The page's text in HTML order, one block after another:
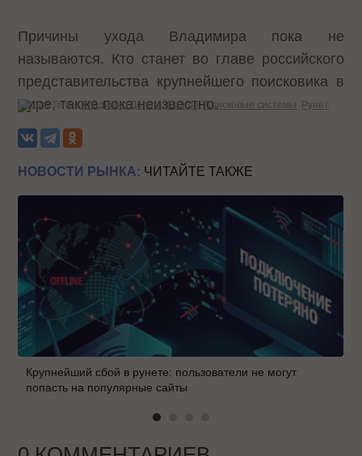
Причины ухода Владимира пока не
называются. Кто станет во главе российского
представительства крупнейшего поисковика в
мире, также пока неизвестно.
Теги: Владимир Долгов Google Поисковые системы Рунет
НОВОСТИ РЫНКА: ЧИТАЙТЕ ТАКЖЕ
Крупнейший сбой в рунете: пользователи не могут
попасть на популярные сайты